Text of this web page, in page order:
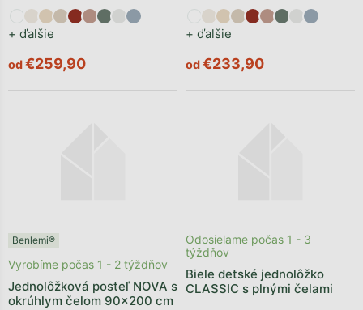
+ ďalšie
od€259,90
+ ďalšie
od€233,90
Benlemi®
Jednolôžková posteľ NOVA s
okrúhlym čelom 90x200 cm
Vyrobíme počas 1 - 2 týždňov
Biele detské jednolôžko
CLASSIC s plnými čelami
Odosielame počas 1 - 3
týždňov